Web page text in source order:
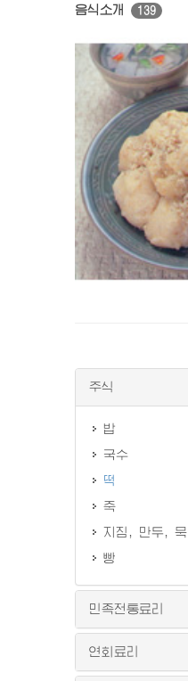
음식소개 139
주식
밥
국수
떡
죽
지짐, 만두, 묵
빵
민족전통료리
연회료리